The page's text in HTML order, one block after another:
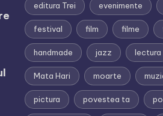
editura Trei evenimente
festival film filme
handmade jazz lectura
Mata Hari moarte
pictura povestea ta